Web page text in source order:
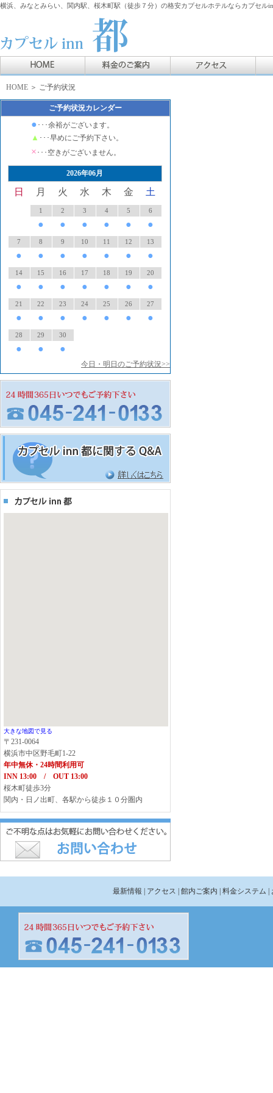
横浜、みなとみらい、関内駅、桜木町駅（徒歩７分）の格安カプセルホテルならカプセル
HOME ＞ ご予約状況
ご予約状況カレンダー
● ･･･余裕がございます。
▲ ･･･早めにご予約下さい。
× ･･･空きがございません。
2026年06月
日 月 火 水 木 金 土
1
●
2
●
3
●
4
●
5
●
6
●
7
●
8
●
9
●
10
●
11
●
12
●
13
●
14
●
15
●
16
●
17
●
18
●
19
●
20
●
21
●
22
●
23
●
24
●
25
●
26
●
27
●
28
●
29
●
30
●
今日・明日のご予約状況>>
大きな地図で見る
〒231-0064
横浜市中区野毛町1-22
年中無休・24時間利用可
INN 13:00 / OUT 13:00
桜木町徒歩3分
関内・日ノ出町、各駅から徒歩１０分圏内
最新情報 | アクセス | 館内ご案内 | 料金システム